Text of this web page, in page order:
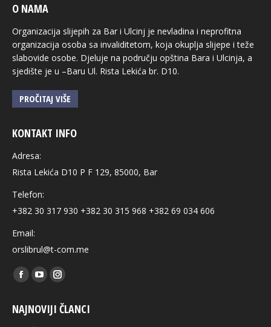
O NAMA
Organizacija slijepih za Bar i Ulcinj je nevladina i neprofitna
organizacija osoba sa invaliditetom, koja okuplja slijepe i teže
slabovide osobe. Djeluje na području opština Bara i Ulcinja, a
sjedište je u –Baru Ul. Rista Lekića br. D10.
PROČITAJ VIŠE
KONTAKT INFO
Adresa:
Rista Lekića D10 P F 129, 85000, Bar
Telefon:
+382 30 317 930 +382 30 315 968 +382 69 034 606
Email:
orslibrul@t-com.me
Find us on:
Facebook
opens
YouTube
opens
Instagram
opens
NAJNOVIJI ČLANCI